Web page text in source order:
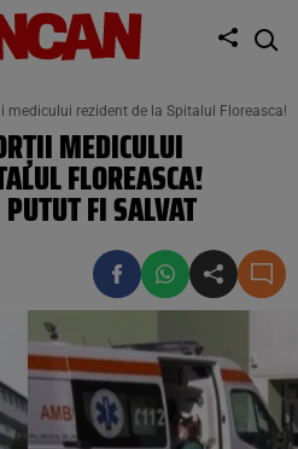
medicului rezident de la Spitalul Floreasca!
MEDICULUI
FLOREASCA!
FI SALVAT